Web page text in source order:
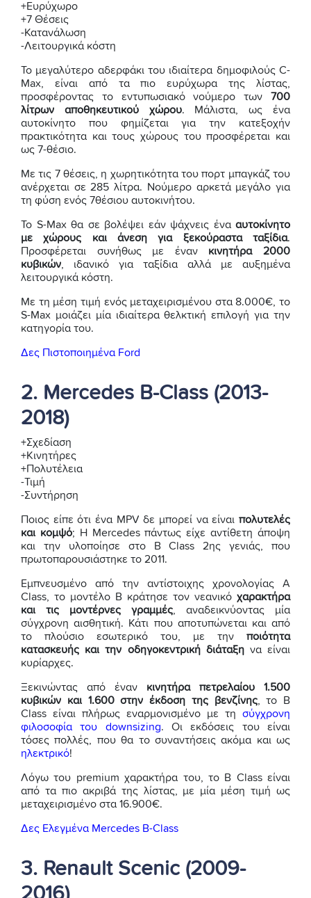
+Ευρύχωρο
+7 Θέσεις
-Κατανάλωση
-Λειτουργικά κόστη
Το μεγαλύτερο αδερφάκι του ιδιαίτερα δημοφιλούς C-
Max, είναι από τα πιο ευρύχωρα της λίστας,
προσφέροντας το εντυπωσιακό νούμερο των 700
λίτρων αποθηκευτικού χώρου. Μάλιστα, ως ένα
αυτοκίνητο που φημίζεται για την κατεξοχήν
πρακτικότητα και τους χώρους του προσφέρεται και
ως 7-θέσιο.
Με τις 7 θέσεις, η χωρητικότητα του πορτ μπαγκάζ του
ανέρχεται σε 285 λίτρα. Νούμερο αρκετά μεγάλο για
τη φύση ενός 7θέσιου αυτοκινήτου.
Το S-Max θα σε βολέψει εάν ψάχνεις ένα αυτοκίνητο
με χώρους και άνεση για ξεκούραστα ταξίδια.
Προσφέρεται συνήθως με έναν κινητήρα 2000
κυβικών, ιδανικό για ταξίδια αλλά με αυξημένα
λειτουργικά κόστη.
Με τη μέση τιμή ενός μεταχειρισμένου στα 8.000€, το
S-Max μοιάζει μία ιδιαίτερα θελκτική επιλογή για την
κατηγορία του.
Δες Πιστοποιημένα Ford
2. Mercedes B-Class (2013-
2018)
+Σχεδίαση
+Κινητήρες
+Πολυτέλεια
-Τιμή
-Συντήρηση
Ποιος είπε ότι ένα MPV δε μπορεί να είναι πολυτελές
και κομψό; Η Mercedes πάντως είχε αντίθετη άποψη
και την υλοποίησε στο B Class 2ης γενιάς, που
πρωτοπαρουσιάστηκε το 2011.
Εμπνευσμένο από την αντίστοιχης χρονολογίας A
Class, το μοντέλο B κράτησε τον νεανικό χαρακτήρα
και τις μοντέρνες γραμμές, αναδεικνύοντας μία
σύγχρονη αισθητική. Κάτι που αποτυπώνεται και από
το πλούσιο εσωτερικό του, με την ποιότητα
κατασκευής και την οδηγοκεντρική διάταξηνα είναι
κυρίαρχες.
Ξεκινώντας από έναν κινητήρα πετρελαίου 1.500
κυβικών και 1.600 στην έκδοση της βενζίνης, το B
Class είναι πλήρως εναρμονισμένο με τη σύγχρονη
φιλοσοφία του downsizing. Οι εκδόσεις του είναι
τόσες πολλές, που θα το συναντήσεις ακόμα και ως
ηλεκτρικό!
Λόγω του premium χαρακτήρα του, το B Class είναι
από τα πιο ακριβά της λίστας, με μία μέση τιμή ως
μεταχειρισμένο στα 16.900€.
Δες Ελεγμένα Mercedes B-Class
3. Renault Scenic (2009-